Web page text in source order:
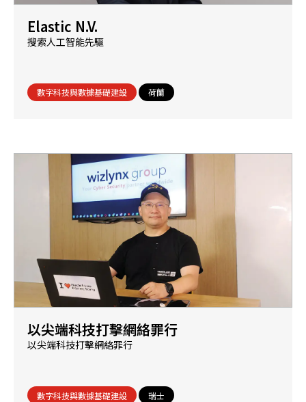
Elastic N.V.
搜索人工智能先驅
數字科技與數據基礎建設 荷蘭
以尖端科技打擊網絡罪行
以尖端科技打擊網絡罪行
數字科技與數據基礎建設 瑞士